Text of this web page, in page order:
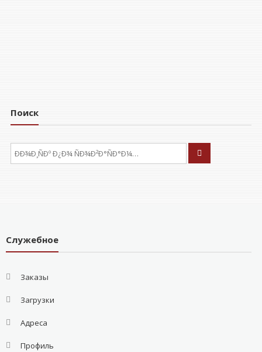
Поиск
ÐÑÐºÐ°ÑÑ:
Служебное
Заказы
Загрузки
Адреса
Профиль